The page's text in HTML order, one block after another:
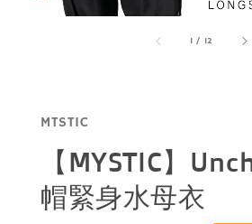
1 / 12
MTSTIC
【MYSTIC】
帽緊身水母衣